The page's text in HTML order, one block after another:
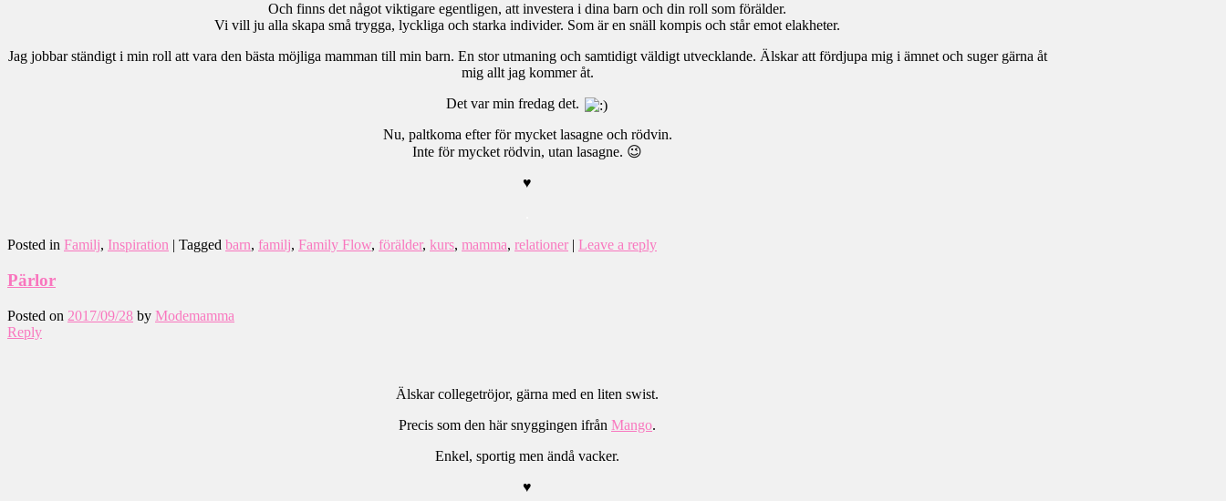
Och finns det något viktigare egentligen, att investera i dina barn och din roll som förälder.
Vi vill ju alla skapa små trygga, lyckliga och starka individer. Som är en snäll kompis och står emot elakheter.
Jag jobbar ständigt i min roll att vara den bästa möjliga mamman till min barn. En stor utmaning och samtidigt väldigt utvecklande. Älskar att fördjupa mig i ämnet och suger gärna åt
mig allt jag kommer åt.
Det var min fredag det.
Nu, paltkoma efter för mycket lasagne och rödvin.
Inte för mycket rödvin, utan lasagne. 😉
♥
Posted in Familj, Inspiration | Tagged barn, familj, Family Flow, förälder, kurs, mamma, relationer | Leave a reply
Pärlor
Posted on 2017/09/28 by Modemamma
Reply
Älskar collegetröjor, gärna med en liten swist.
Precis som den här snyggingen ifrån Mango.
Enkel, sportig men ändå vacker.
♥